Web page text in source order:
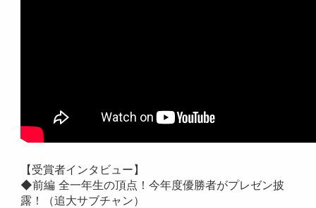
【受賞者インタビュー】
◆前編 全一年生の頂点！今年度優勝者がプレゼン披
露！（追大サブチャン）